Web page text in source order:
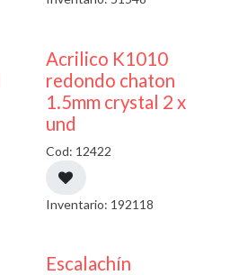
50% DESCUENTO
Acrilico K1010
redondo chaton
1.5mm crystal 2 x
und
Cod: 12422
Inventario: 192118
Escalachín